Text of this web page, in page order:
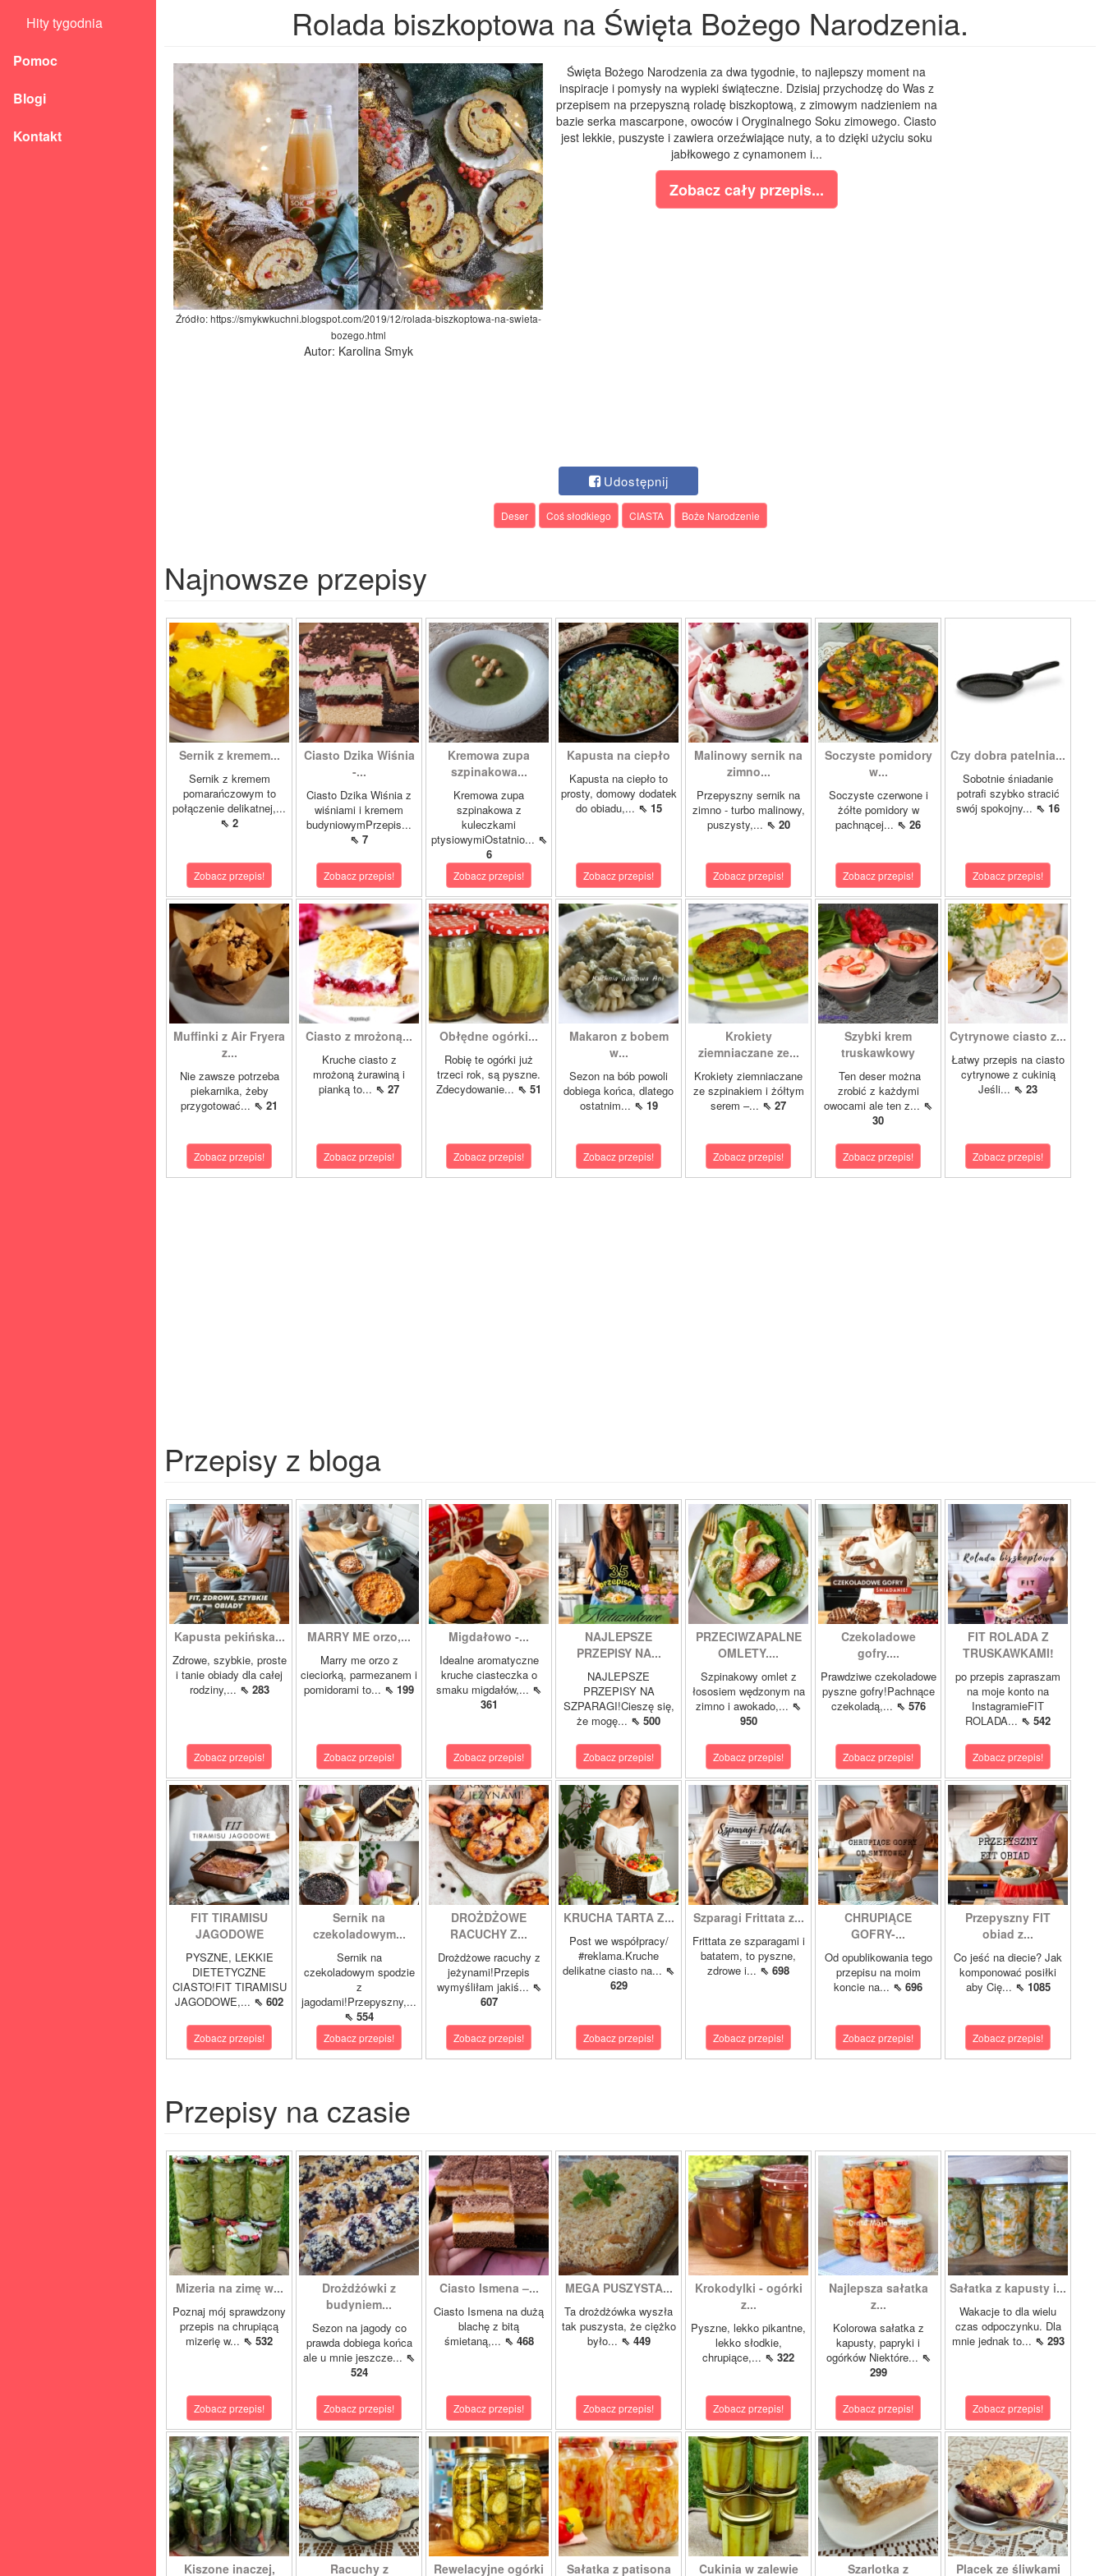
Hity tygodnia
Pomoc
Blogi
Kontakt
Rolada biszkoptowa na Święta Bożego Narodzenia.
Źródło: https://smykwkuchni.blogspot.com/2019/12/rolada-biszkoptowa-na-swieta-
bozego.html
Autor: Karolina Smyk
Święta Bożego Narodzenia za dwa tygodnie, to najlepszy moment na
inspiracje i pomysły na wypieki świąteczne. Dzisiaj przychodzę do Was z
przepisem na przepyszną roladę biszkoptową, z zimowym nadzieniem na
bazie serka mascarpone, owoców i Oryginalnego Soku zimowego. Ciasto
jest lekkie, puszyste i zawiera orzeźwiające nuty, a to dzięki użyciu soku
jabłkowego z cynamonem i...
Zobacz cały przepis...
Udostępnij
Deser Coś słodkiego CIASTA Boże Narodzenie
Najnowsze przepisy
Sernik z kremem...
Sernik z kremem
pomarańczowym to
połączenie delikatnej,...
⇖ 2
Zobacz przepis!
Ciasto Dzika Wiśnia
-...
Ciasto Dzika Wiśnia z
wiśniami i kremem
budyniowymPrzepis...
⇖ 7
Zobacz przepis!
Kremowa zupa
szpinakowa...
Kremowa zupa
szpinakowa z
kuleczkami
ptysiowymiOstatnio... ⇖
6
Zobacz przepis!
Kapusta na ciepło
Kapusta na ciepło to
prosty, domowy dodatek
do obiadu,... ⇖ 15
Zobacz przepis!
Malinowy sernik na
zimno...
Przepyszny sernik na
zimno - turbo malinowy,
puszysty,... ⇖ 20
Zobacz przepis!
Soczyste pomidory
w...
Soczyste czerwone i
żółte pomidory w
pachnącej... ⇖ 26
Zobacz przepis!
Czy dobra patelnia...
Sobotnie śniadanie
potrafi szybko stracić
swój spokojny... ⇖ 16
Zobacz przepis!
Muffinki z Air Fryera
z...
Nie zawsze potrzeba
piekarnika, żeby
przygotować... ⇖ 21
Zobacz przepis!
Ciasto z mrożoną...
Kruche ciasto z
mrożoną żurawiną i
pianką to... ⇖ 27
Zobacz przepis!
Obłędne ogórki...
Robię te ogórki już
trzeci rok, są pyszne.
Zdecydowanie... ⇖ 51
Zobacz przepis!
Makaron z bobem
w...
Sezon na bób powoli
dobiega końca, dlatego
ostatnim... ⇖ 19
Zobacz przepis!
Krokiety
ziemniaczane ze...
Krokiety ziemniaczane
ze szpinakiem i żółtym
serem –... ⇖ 27
Zobacz przepis!
Szybki krem
truskawkowy
Ten deser można
zrobić z każdymi
owocami ale ten z... ⇖
30
Zobacz przepis!
Cytrynowe ciasto z...
Łatwy przepis na ciasto
cytrynowe z cukinią
Jeśli... ⇖ 23
Zobacz przepis!
Przepisy z bloga
Kapusta pekińska...
Zdrowe, szybkie, proste
i tanie obiady dla całej
rodziny,... ⇖ 283
Zobacz przepis!
MARRY ME orzo,...
Marry me orzo z
cieciorką, parmezanem i
pomidorami to... ⇖ 199
Zobacz przepis!
Migdałowo -...
Idealne aromatyczne
kruche ciasteczka o
smaku migdałów,... ⇖
361
Zobacz przepis!
NAJLEPSZE
PRZEPISY NA...
NAJLEPSZE
PRZEPISY NA
SZPARAGI!Cieszę się,
że mogę... ⇖ 500
Zobacz przepis!
PRZECIWZAPALNE
OMLETY....
Szpinakowy omlet z
łososiem wędzonym na
zimno i awokado,... ⇖
950
Zobacz przepis!
Czekoladowe
gofry....
Prawdziwe czekoladowe
pyszne gofry!Pachnące
czekoladą,... ⇖ 576
Zobacz przepis!
FIT ROLADA Z
TRUSKAWKAMI!
po przepis zapraszam
na moje konto na
InstagramieFIT
ROLADA... ⇖ 542
Zobacz przepis!
FIT TIRAMISU
JAGODOWE
PYSZNE, LEKKIE
DIETETYCZNE
CIASTO!FIT TIRAMISU
JAGODOWE,... ⇖ 602
Zobacz przepis!
Sernik na
czekoladowym...
Sernik na
czekoladowym spodzie
z
jagodami!Przepyszny,...
⇖ 554
Zobacz przepis!
DROŻDŻOWE
RACUCHY Z...
Drożdżowe racuchy z
jeżynami!Przepis
wymyśliłam jakiś... ⇖
607
Zobacz przepis!
KRUCHA TARTA Z...
Post we współpracy/
#reklama.Kruche
delikatne ciasto na... ⇖
629
Zobacz przepis!
Szparagi Frittata z...
Frittata ze szparagami i
batatem, to pyszne,
zdrowe i... ⇖ 698
Zobacz przepis!
CHRUPIĄCE
GOFRY-...
Od opublikowania tego
przepisu na moim
koncie na... ⇖ 696
Zobacz przepis!
Przepyszny FIT
obiad z...
Co jeść na diecie? Jak
komponować posiłki
aby Cię... ⇖ 1085
Zobacz przepis!
Przepisy na czasie
Mizeria na zimę w...
Poznaj mój sprawdzony
przepis na chrupiącą
mizerię w... ⇖ 532
Zobacz przepis!
Drożdżówki z
budyniem...
Sezon na jagody co
prawda dobiega końca
ale u mnie jeszcze... ⇖
524
Zobacz przepis!
Ciasto Ismena –...
Ciasto Ismena na dużą
blachę z bitą
śmietaną,... ⇖ 468
Zobacz przepis!
MEGA PUSZYSTA...
Ta drożdżówka wyszła
tak puszysta, że ciężko
było... ⇖ 449
Zobacz przepis!
Krokodylki - ogórki
z...
Pyszne, lekko pikantne,
lekko słodkie,
chrupiące,... ⇖ 322
Zobacz przepis!
Najlepsza sałatka
z...
Kolorowa sałatka z
kapusty, papryki i
ogórków Niektóre... ⇖
299
Zobacz przepis!
Sałatka z kapusty i...
Wakacje to dla wielu
czas odpoczynku. Dla
mnie jednak to... ⇖ 293
Zobacz przepis!
Kiszone inaczej, Racuchy z Rewelacyjne ogórki Sałatka z patisona Cukinia w zalewie Szarlotka z Placek ze śliwkami